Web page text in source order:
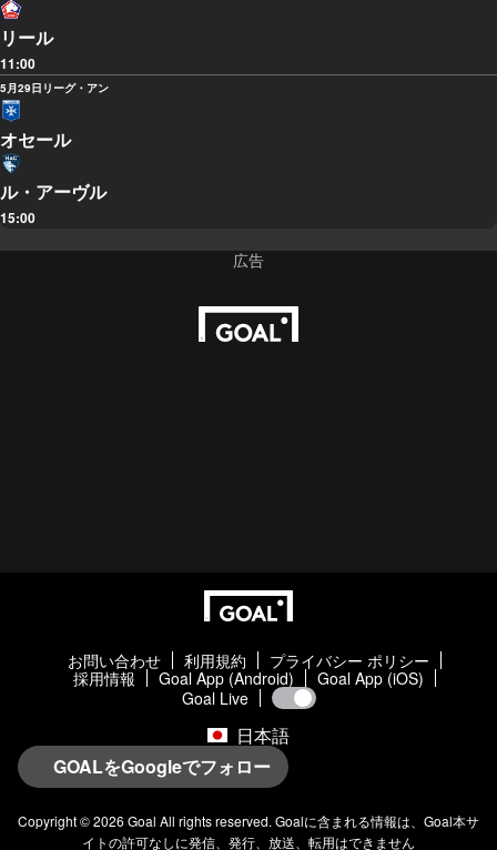
リール
11:00
5月29日 リーグ・アン
オセール
ル・アーヴル
15:00
お問い合わせ 利用規約
プライバシー ポリシー
採用情報
Goal App (Android)
Goal App (iOS)
Goal Live
日本語
GOALをGoogleでフォロー
Copyright © 2026 Goal All rights reserved. Goalに含まれる情報は、 Goal本サ
イトの許可なしに発信、発行、放送、転用はできません